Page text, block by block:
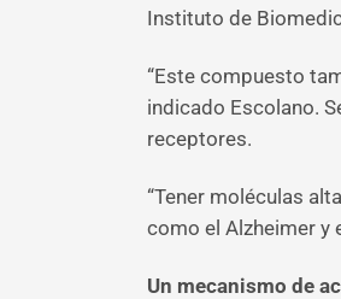
Instituto de
“Este compuesto
indicado Escolano.
receptores.
“Tener moléculas
como el Alzheimer y
Un mecanismo de